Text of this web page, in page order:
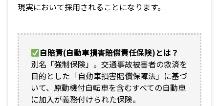
現実において採用されることになります。
自賠責(自動車損害賠償責任保険)とは？
別名「強制保険」。交通事故被害者の救済を
目的とした「自動車損害賠償保障法」に基づ
いて、原動機付自転車を含むすべての自動車
に加入が義務付けられた保険。